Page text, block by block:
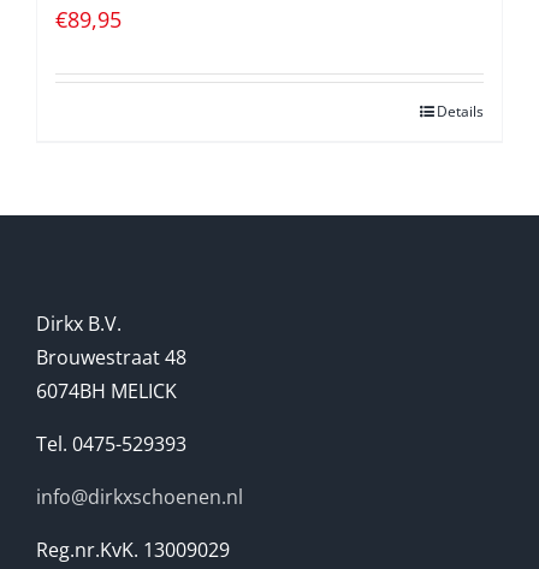
€89,95
Details
Dirkx B.V.
Brouwestraat 48
6074BH MELICK
Tel. 0475-529393
info@dirkxschoenen.nl
Reg.nr.KvK. 13009029